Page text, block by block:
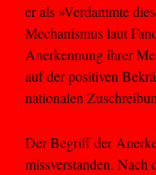
er als »Verdammte
Mechanismus laut
Anerkennung ihrer
auf der positiven
nationalen
Der Begriff der
missverstanden. Nach